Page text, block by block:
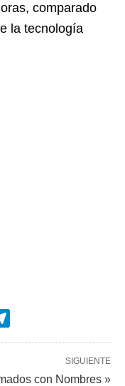
comparado
la tecnología
SIGUIENTE
con Nombres »